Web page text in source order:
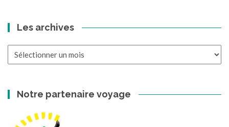
Les archives
Notre partenaire voyage